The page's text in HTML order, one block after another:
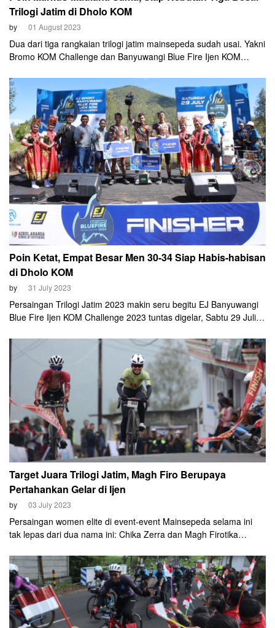
Trilogi Jatim di Dholo KOM
by 01 August 2023
Dua dari tiga rangkaian trilogi jatim mainsepeda sudah usai. Yakni
Bromo KOM Challenge dan Banyuwangi Blue Fire Ijen KOM
gelar trilogi jatim. Kategori Men 25-29 menjadi kategori dengan
persaingan sengit yang menghadirkan Maulana Kurniawan dan
Markus Parcoyo yang memiliki poin sama.
Poin Ketat, Empat Besar Men 30-34 Siap Habis-habisan
di Dholo KOM
by 31 July 2023
Persaingan Trilogi Jatim 2023 makin seru begitu EJ Banyuwangi
Blue Fire Ijen KOM Challenge 2023 tuntas digelar, Sabtu 29 Juli
kelompok umur yang persaingan tiga besarnya begitu kompetitif.
Salah satunya Men 30-34.
Target Juara Trilogi Jatim, Magh Firo Berupaya
Pertahankan Gelar di Ijen
by 03 July 2023
Persaingan women elite di event-event Mainsepeda selama ini
tak lepas dari dua nama ini: Chika Zerra dan Magh Firotika
Banyuwangi Ijen KOM Challenge 2022.